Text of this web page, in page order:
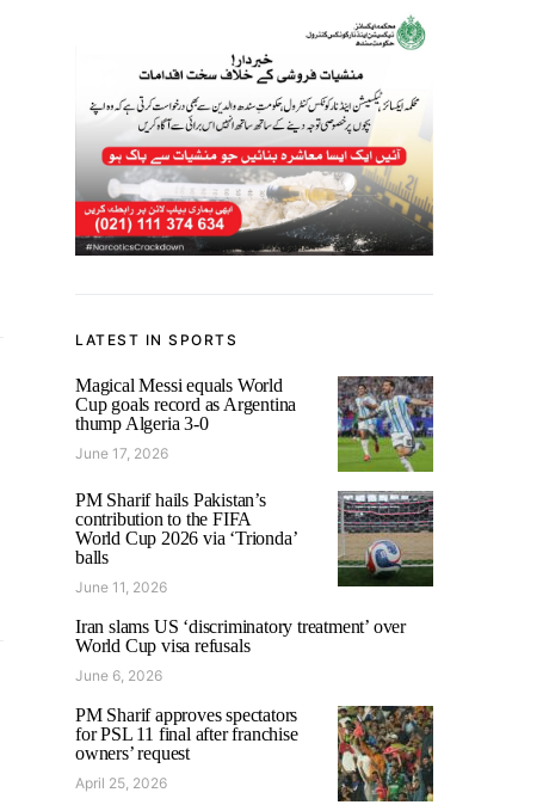
LATEST IN SPORTS
Magical Messi equals World
Cup goals record as Argentina
thump Algeria 3-0
June 17, 2026
PM Sharif hails Pakistan’s
contribution to the FIFA
World Cup 2026 via ‘Trionda’
balls
June 11, 2026
Iran slams US ‘discriminatory treatment’ over
World Cup visa refusals
June 6, 2026
PM Sharif approves spectators
for PSL 11 final after franchise
owners’ request
April 25, 2026